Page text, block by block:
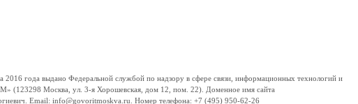
года выдано Федеральной службой по надзору в сфере связи, информационных технологий и
(123298 Москва, ул. 3-я Хорошевская, дом 12, пом. 22). Доменное имя сайта
Email: info@govoritmoskva.ru. Номер телефона: +7 (495) 950-62-26